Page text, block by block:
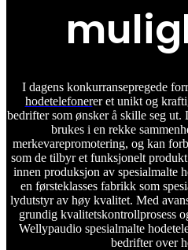
I dagens konkurransepregede
hodetelefonerer et unikt og
bedrifter som ønsker å skille seg ut.
brukes i en rekke
merkevarepromotering, og kan
som de tilbyr et funksjonelt
innen produksjon av spesialmalte
en førsteklasses fabrikk som
lydutstyr av høy kvalitet. Med
grundig kvalitetskontrollprosess
Wellypaudio spesialmalte
bedrifter over